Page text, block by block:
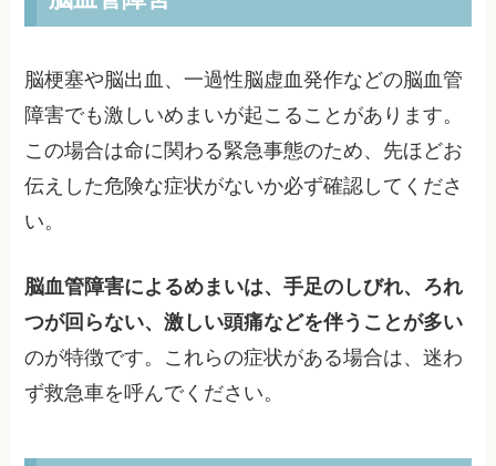
脳梗塞や脳出血、一過性脳虚血発作などの脳血管
障害でも激しいめまいが起こることがあります。
この場合は命に関わる緊急事態のため、先ほどお
伝えした危険な症状がないか必ず確認してくださ
い。
脳血管障害によるめまいは、手足のしびれ、ろれ
つが回らない、激しい頭痛などを伴うことが多い
のが特徴です。これらの症状がある場合は、迷わ
ず救急車を呼んでください。